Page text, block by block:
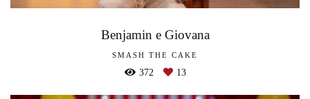
Benjamin e Giovana
SMASH THE CAKE
372 13